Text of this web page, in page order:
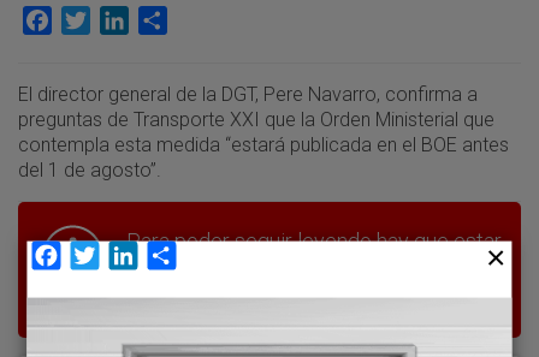
Facebook
TwitterLinkedIn
El director general de la DGT, Pere Navarro, confirma a
preguntas de Transporte XXI que la Orden Ministerial que
contempla esta medida “estará publicada en el BOE antes
del 1 de agosto”.
Para poder seguir leyendo hay que estar
suscrito a Transporte XXI, el periódico
del transporte y la logística en España.
Facebook
TwitterLinkedIn